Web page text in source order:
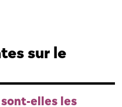
sur le
elles les